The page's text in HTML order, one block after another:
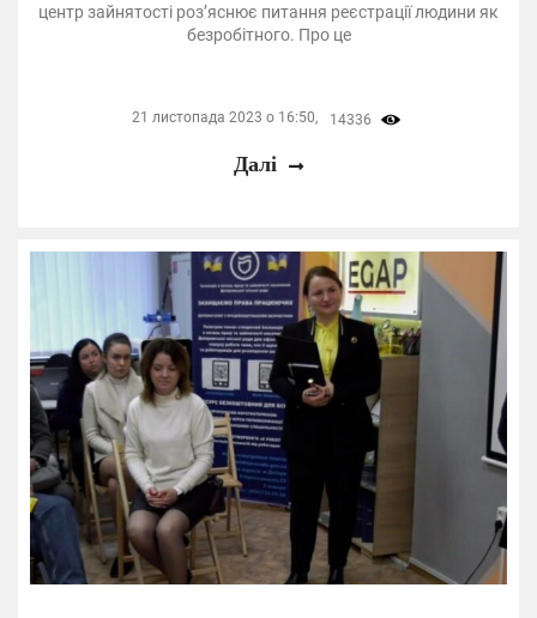
центр зайнятості роз’яснює питання реєстрації людини як
безробітного. Про це
21 листопада 2023 о 16:50, 14336
Далі